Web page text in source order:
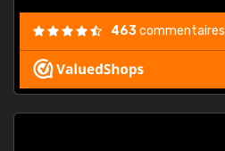
463commentaires